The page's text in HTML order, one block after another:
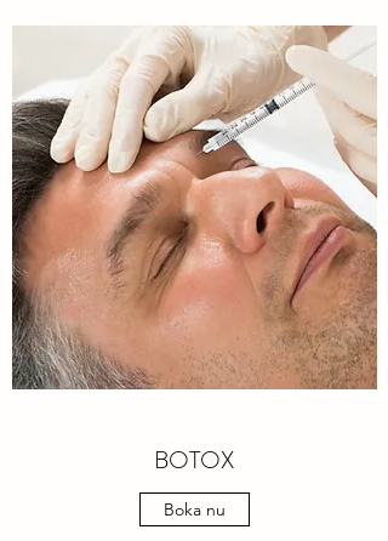
BOTOX
Boka nu